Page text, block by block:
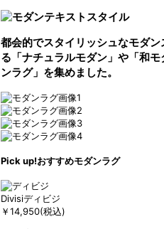
スタイル
都会的でスタイリッシュなモダ
る「ナチュラルモダン」や「和
ンラグ」を集めました。
Pick up!おすすめモダンラグ
Divisiディビジ
￥14,950(税込)